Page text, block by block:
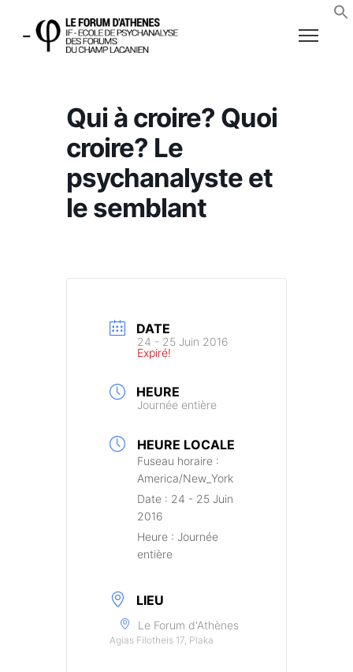
Qui à croire? Quoi
croire? Le
psychanalyste et
le semblant
DATE
24 - 25 Juin 2016
Expiré!
HEURE
Journée entière
HEURE LOCALE
Fuseau horaire :
America/New_York
Date : 24 - 25 Juin
2016
Heure : Journée
entière
LIEU
Le Forum d'Athènes
Agias Filotheis 17, Plaka